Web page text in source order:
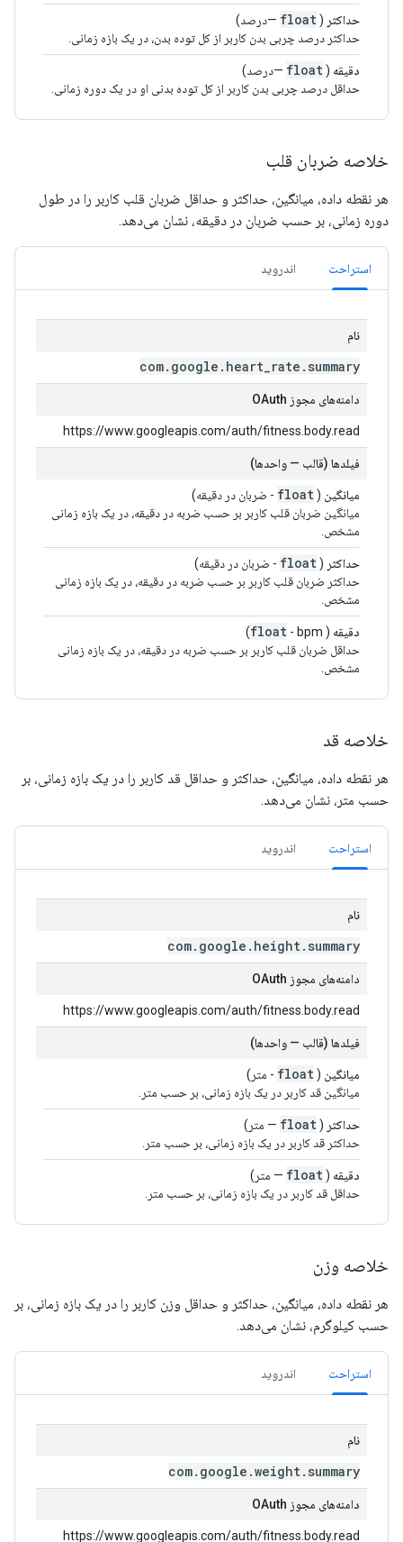
حداکثر (
float —درصد)
حداکثر درصد چربی بدن کاربر از کل توده بدن، در یک بازه زمانی.
دقیقه (
float —درصد)
حداقل درصد چربی بدن کاربر از کل توده بدنی او در یک دوره زمانی.
خلاصه ضربان قلب
هر نقطه داده، میانگین، حداکثر و حداقل ضربان قلب کاربر را در طول
دوره زمانی، بر حسب ضربان در دقیقه، نشان می‌دهد.
استراحت اندروید
نام
com. google . heart rate . summary
دامنه‌های مجوز OAuth
https://www.googleapis.com/auth/fitness.body.read
فیلدها (قالب — واحدها)
میانگین (
float - ضربان در دقیقه)
میانگین ضربان قلب کاربر بر حسب ضربه در دقیقه، در یک بازه زمانی
مشخص.
حداکثر (
float - ضربان در دقیقه)
حداکثر ضربان قلب کاربر بر حسب ضربه در دقیقه، در یک بازه زمانی
مشخص.
دقیقه (
float - bpm)
حداقل ضربان قلب کاربر بر حسب ضربه در دقیقه، در یک بازه زمانی
مشخص.
خلاصه قد
هر نقطه داده، میانگین، حداکثر و حداقل قد کاربر را در یک بازه زمانی، بر
حسب متر، نشان می‌دهد.
استراحت اندروید
نام
com. google . height. summary
دامنه‌های مجوز OAuth
https://www.googleapis.com/auth/fitness.body.read
فیلدها (قالب — واحدها)
میانگین (
float - متر)
میانگین قد کاربر در یک بازه زمانی، بر حسب متر.
حداکثر (
float — متر)
حداکثر قد کاربر در یک بازه زمانی، بر حسب متر.
دقیقه (
float — متر)
حداقل قد کاربر در یک بازه زمانی، بر حسب متر.
خلاصه وزن
هر نقطه داده، میانگین، حداکثر و حداقل وزن کاربر را در یک بازه زمانی، بر
حسب کیلوگرم، نشان می‌دهد.
استراحت اندروید
نام
com. google .weight. summary
دامنه‌های مجوز OAuth
https://www.googleapis.com/auth/fitness.body.read